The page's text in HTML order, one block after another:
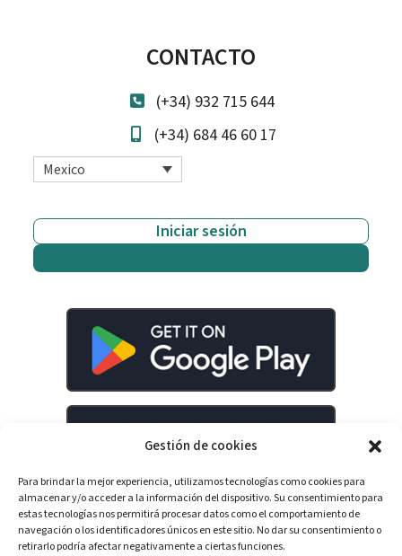
Gestión de cookies
Para brindar la mejor experiencia, utilizamos tecnologías como cookies para
almacenar y/o acceder a la información del dispositivo. Su consentimiento para
estas tecnologías nos permitirá procesar datos como el comportamiento de
navegación o los identificadores únicos en este sitio. No dar su consentimiento o
retirarlo podría afectar negativamente a ciertas funciones.
CONTACTO
(+34) 932 715 644
(+34) 684 46 60 17
Mexico
Iniciar sesión